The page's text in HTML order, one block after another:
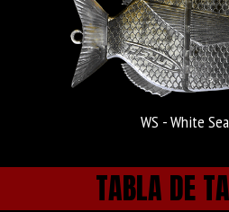
WS - White
TABLA DE